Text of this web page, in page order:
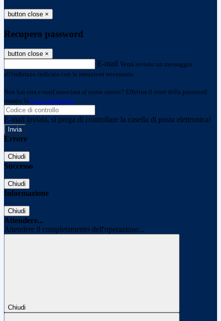
button close ×
Recupero password
button close ×
E-mail Verrà inviato un messaggio
all'indirizzo indicato con le istruzioni necessarie.
Non hai una e-mail associata al nome utente? Effettua il reset della password
tramite la Login Spaggiari
E-mail inviata, si prega di controllare la casella di posta elettronica!
Errore
Chiudi
Successo
Chiudi
Informazione
Chiudi
Attendere...
Attendere il completamento dell'operazione...
Chiudi